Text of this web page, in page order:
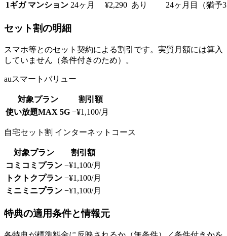
1ギガ マンション 24ヶ月 ¥2,290 あり 24ヶ月目（猶予
セット割の明細
スマホ等とのセット契約による割引です。実質月額には算入
していません（条件付きのため）。
auスマートバリュー
対象プラン
割引額
使い放題MAX 5G −¥1,100/月
自宅セット割 インターネットコース
対象プラン
割引額
コミコミプラン −¥1,100/月
トクトクプラン −¥1,100/月
ミニミニプラン −¥1,100/月
特典の適用条件と情報元